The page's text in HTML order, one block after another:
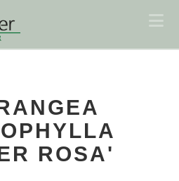
ROSA'